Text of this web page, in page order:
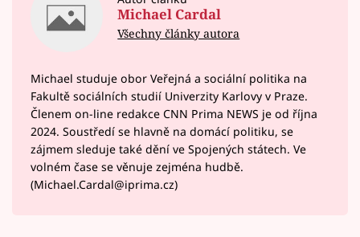
Michael Cardal
Všechny články autora
Michael studuje obor Veřejná a sociální politika na
Fakultě sociálních studií Univerzity Karlovy v Praze.
Členem on-line redakce CNN Prima NEWS je od října
2024. Soustředí se hlavně na domácí politiku, se
zájmem sleduje také dění ve Spojených státech. Ve
volném čase se věnuje zejména hudbě.
(Michael.Cardal@iprima.cz)